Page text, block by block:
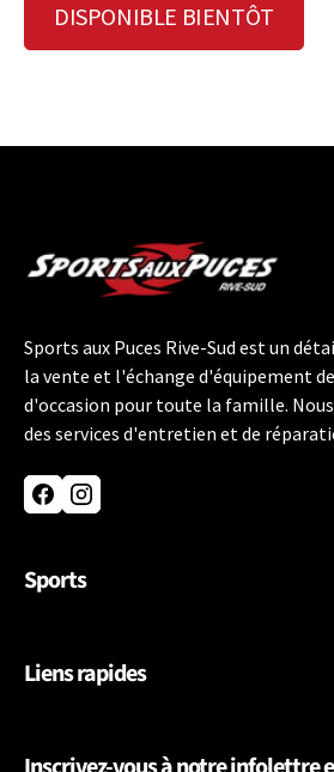
DISPONIBLE BIENTÔT
Sports aux Puces Rive-Sud est un
la vente et l'échange d'équipement
d'occasion pour toute la famille.
des services d'entretien et de
FacebookInstagram
Sports
Liens rapides